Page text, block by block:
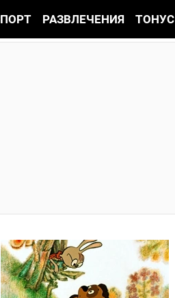
РАЗВЛЕЧЕНИЯ ТОНУС